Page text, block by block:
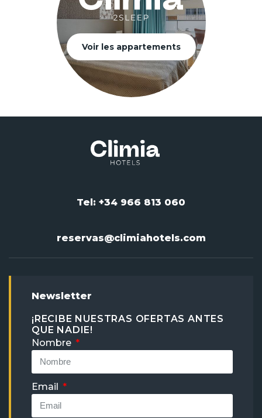
Voir les appartements
Tel: +34 966 813 060
reservas@climiahotels.com
Newsletter
¡RECIBE NUESTRAS OFERTAS ANTES
QUE NADIE!
Nombre
Email